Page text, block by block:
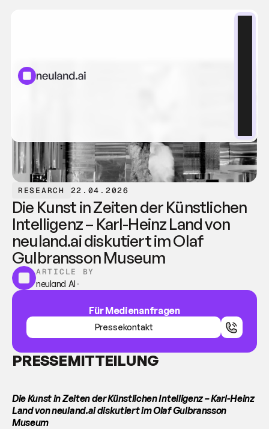
RESEARCH 22.04.2026
Die Kunst in Zeiten der Künstlichen
Intelligenz – Karl-Heinz Land von
neuland.ai diskutiert im Olaf
Gulbransson Museum
ARTICLE BY
neuland AI ·
Für Medienanfragen
Pressekontakt
Pressekontakt
PRESSEMITTEILUNG
Die Kunst in Zeiten der Künstlichen Intelligenz – Karl-Heinz
Land von neuland.ai diskutiert im Olaf Gulbransson
Museum